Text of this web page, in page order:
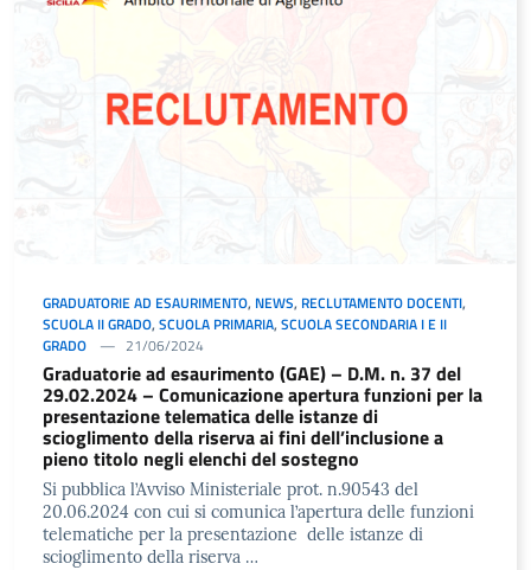
GRADUATORIE AD ESAURIMENTO, NEWS, RECLUTAMENTO DOCENTI,
SCUOLA II GRADO, SCUOLA PRIMARIA, SCUOLA SECONDARIA I E II
GRADO
21/06/2024
Graduatorie ad esaurimento (GAE) – D.M. n. 37 del
29.02.2024 – Comunicazione apertura funzioni per la
presentazione telematica delle istanze di
scioglimento della riserva ai fini dell’inclusione a
pieno titolo negli elenchi del sostegno
Si pubblica l’Avviso Ministeriale prot. n.90543 del
20.06.2024 con cui si comunica l’apertura delle funzioni
telematiche per la presentazione delle istanze di
scioglimento della riserva …